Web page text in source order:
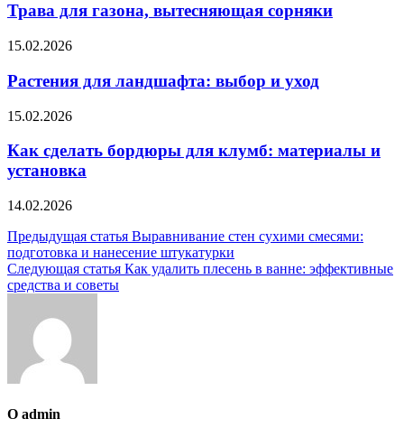
Трава для газона, вытесняющая сорняки
15.02.2026
Растения для ландшафта: выбор и уход
15.02.2026
Как сделать бордюры для клумб: материалы и
установка
14.02.2026
Навигация
по
записям
Предыдущая статья Выравнивание стен сухими смесями:
подготовка и нанесение штукатурки
Следующая статья Как удалить плесень в ванне: эффективные
средства и советы
О admin